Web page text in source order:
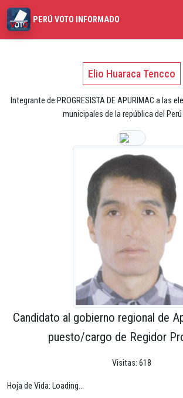
PERÚ VOTO INFORMADO
Elio Huaraca Tencco
Integrante de PROGRESISTA DE APURIMAC a las
municipales de la república del
Candidato al gobierno regional de
puesto/cargo de Regidor
Visitas: 618
Hoja de Vida: Loading...